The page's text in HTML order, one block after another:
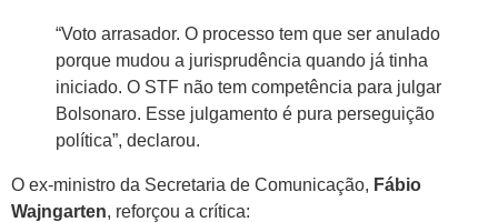
“Voto arrasador. O processo tem que ser anulado
porque mudou a jurisprudência quando já tinha
iniciado. O STF não tem competência para julgar
Bolsonaro. Esse julgamento é pura perseguição
política”, declarou.
O ex-ministro da Secretaria de Comunicação, Fábio
Wajngarten, reforçou a crítica: